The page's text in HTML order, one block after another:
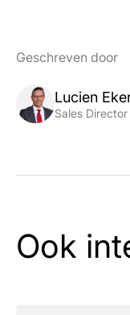
Geschreven door
Lucien
Sales
Ook